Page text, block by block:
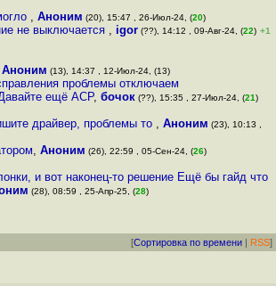
,Аноним (20), 15:47 , 26-Июл-24, (20)
не выключается , igor(??), 14:12 , 09-Авг-24, (22) +1
Аноним (13), 14:37 , 12-Июл-24, (13)
проблемы отключаем
ещё ACP,бочок (??), 15:35 , 27-Июл-24, (21)
драйвер, проблемы то , Аноним (23), 10:13 ,
, Аноним (26), 22:59 , 05-Сен-24, (26)
и вот наконец-то решение Ещё бы гайд что
(28), 08:59 , 25-Апр-25, (28)
[Сортировка по времени | RSS]